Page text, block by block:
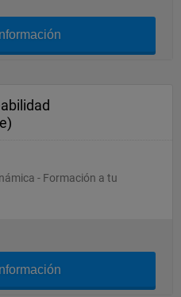
- Formación a tu